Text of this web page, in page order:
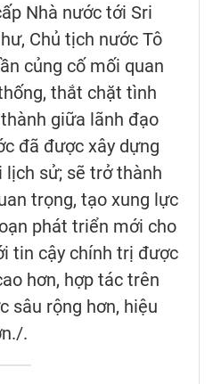
Nhà nước tới Sri
Chủ tịch nước Tô
củng cố mối quan
thắt chặt tình
giữa lãnh đạo
đã được xây dựng
sử; sẽ trở thành
trọng, tạo xung lực
phát triển mới cho
tin cậy chính trị được
hơn, hợp tác trên
sâu rộng hơn, hiệu
.